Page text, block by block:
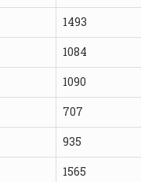
1493
1084
1090
707
935
1565